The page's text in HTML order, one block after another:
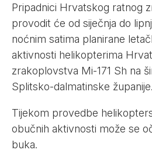
Pripadnici Hrvatskog ratnog
provodit će od siječnja do
noćnim satima planirane
aktivnosti helikopterima
zrakoplovstva Mi-171 Sh na
Splitsko-dalmatinske županije.
Tijekom provedbe
obučnih aktivnosti može se
buka.